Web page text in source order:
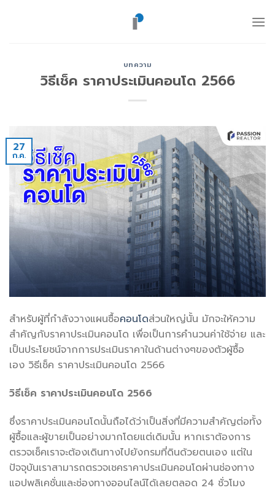
บทความ
วิธีเช็ค ราคาประเมินคอนโด 2566
27
ก.ค.
สำหรับผู้ที่กำลังวางแผนซื้อคอนโดส่วนใหญ่นั้น มักจะให้ความ
สำคัญกับราคาประเมินคอนโด เพื่อเป็นการคำนวนค่าใช้จ่าย และ
เป็นประโยชน์จากการประเมินราคาในด้านต่างๆของตัวผู้ซื้อ
เอง วิธีเช็ค ราคาประเมินคอนโด 2566
วิธีเช็ค ราคาประเมินคอนโด 2566
ซึ่งราคาประเมินคอนโดนั้นถือได้ว่าเป็นสิ่งที่มีความสำคัญต่อทั้ง
ผู้ซื้อและผู้ขายเป็นอย่างมากโดยแต่เดิมนั้น หากเราต้องการ
ตรวจเช็คเราจะต้องเดินทางไปยังกรมที่ดินด้วยตนเอง แต่ใน
ปัจจุบันเราสามารถตรวจเชคราคาประเมินคอนโดผ่านช่องทาง
แอปพลิเคชั่นและช่องทางออนไลน์ได้เลยตลอด 24 ชั่วโมง